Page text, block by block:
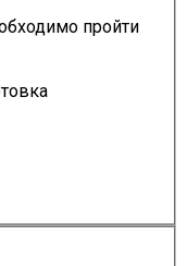
пройти